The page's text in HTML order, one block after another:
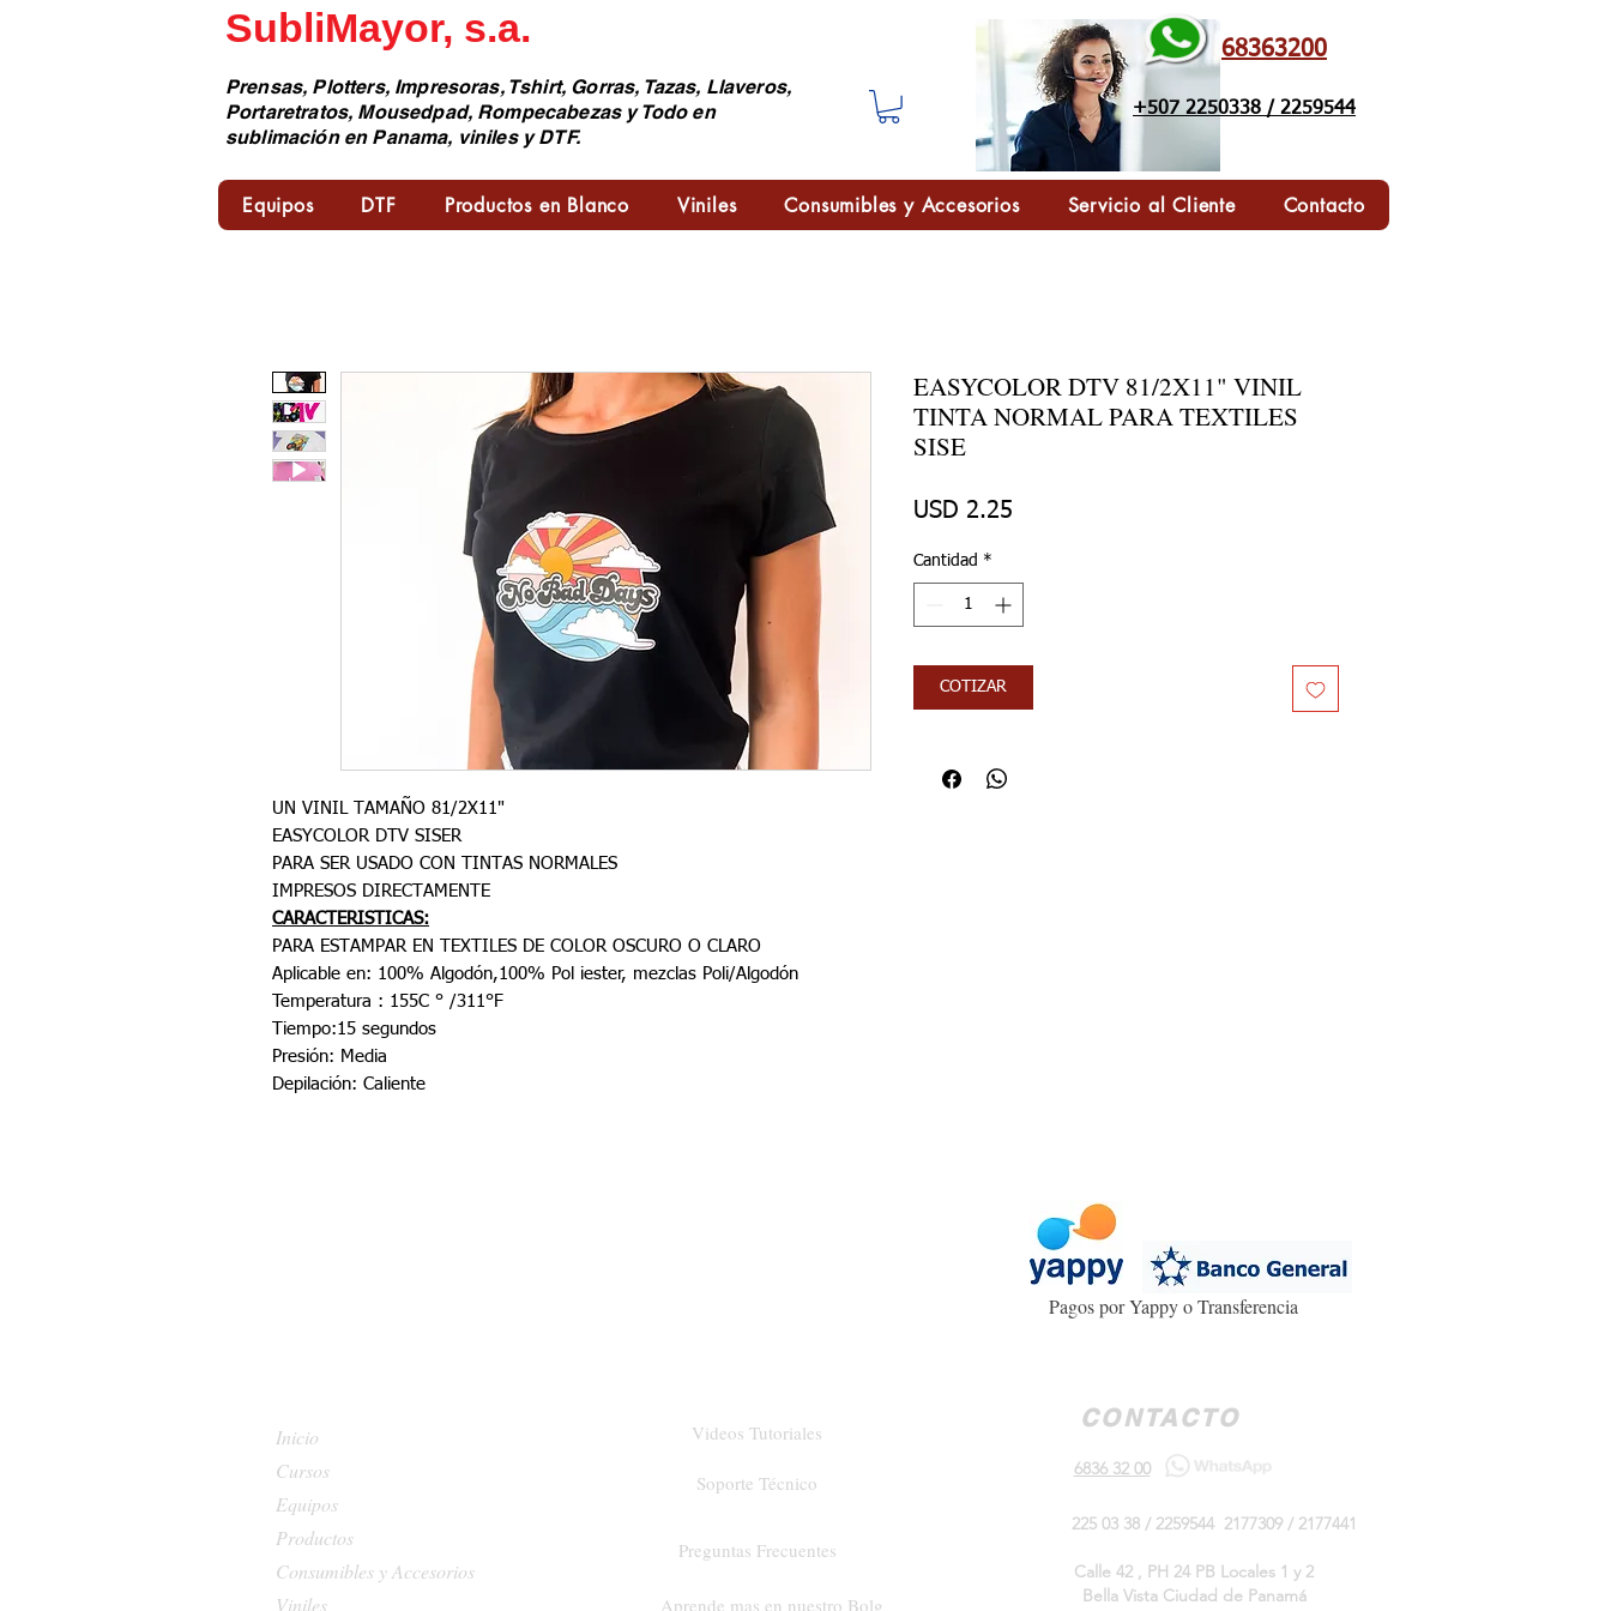
SubliMayor, s.a.
Prensas, Plotters, Impresoras, Tshirt, Gorras, Tazas, Llaveros,
Portaretratos, Mousedpad, Rompecabezas y Todo en
sublimación en Panama, viniles y DTF.
68363200
+507 2250338 / 2259544
Equipos DTF Productos en Blanco Viniles Consumibles y Accesorios Servicio al Cliente Contacto
UN VINIL TAMAÑO 81/2X11"
EASYCOLOR DTV SISER
PARA SER USADO CON TINTAS NORMALES
IMPRESOS DIRECTAMENTE
CARACTERISTICAS:
PARA ESTAMPAR EN TEXTILES DE COLOR OSCURO O CLARO
Aplicable en: 100% Algodón,100% Pol iester, mezclas Poli/Algodón
Temperatura : 155C ° /311°F
Tiempo:15 segundos
Presión: Media
Depilación: Caliente
EASYCOLOR DTV 81/2X11" VINIL
TINTA NORMAL PARA TEXTILES
SISE
USD 2.25
Cantidad *
COTIZAR
Pagos por Yappy o Transferencia
Inicio
Cursos
Equipos
Productos
Consumibles y Accesorios
Viniles
Soporte Técnico
Videos Tutoriales
Preguntas Frecuentes
Aprende mas en nuestro Bolg
CONTACTO
6836 32 00
225 03 38 / 2259544 2177309 / 2177441
Calle 42 , PH 24 PB Locales 1 y 2
Bella Vista Ciudad de Panamá